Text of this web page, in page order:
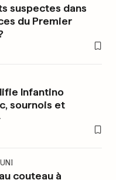
suspectes dans
du Premier
Infantino
sournois et
couteau à